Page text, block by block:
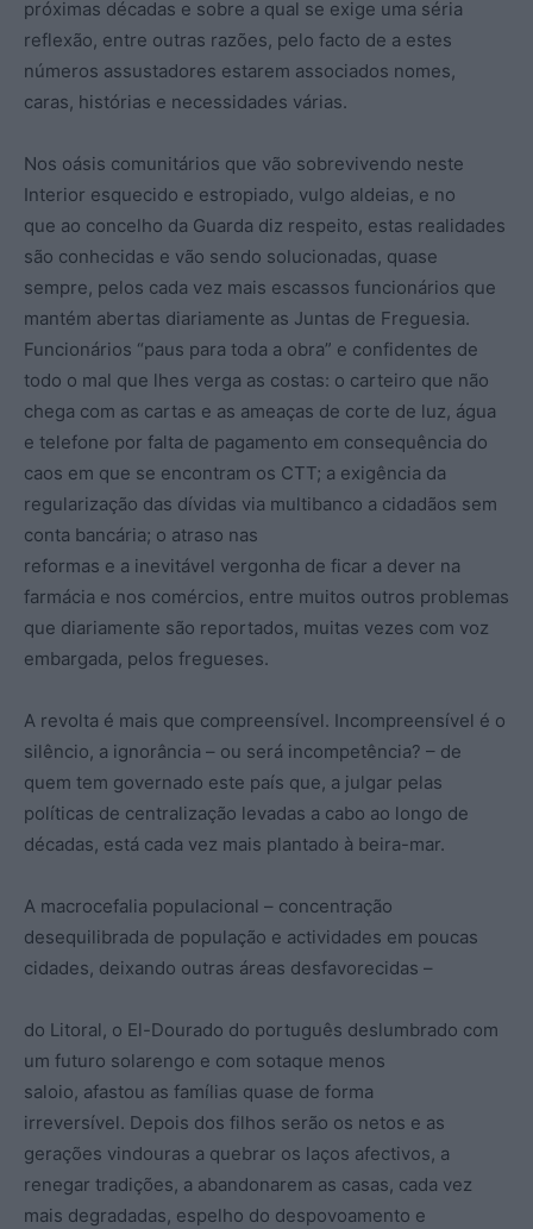
próximas décadas e sobre a qual se exige uma séria
reflexão, entre outras razões, pelo facto de a estes
números assustadores estarem associados nomes,
caras, histórias e necessidades várias.
Nos oásis comunitários que vão sobrevivendo neste
Interior esquecido e estropiado, vulgo aldeias, e no
que ao concelho da Guarda diz respeito, estas realidades
são conhecidas e vão sendo solucionadas, quase
sempre, pelos cada vez mais escassos funcionários que
mantém abertas diariamente as Juntas de Freguesia.
Funcionários “paus para toda a obra” e confidentes de
todo o mal que lhes verga as costas: o carteiro que não
chega com as cartas e as ameaças de corte de luz, água
e telefone por falta de pagamento em consequência do
caos em que se encontram os CTT; a exigência da
regularização das dívidas via multibanco a cidadãos sem
conta bancária; o atraso nas
reformas e a inevitável vergonha de ficar a dever na
farmácia e nos comércios, entre muitos outros problemas
que diariamente são reportados, muitas vezes com voz
embargada, pelos fregueses.
A revolta é mais que compreensível. Incompreensível é o
silêncio, a ignorância – ou será incompetência? – de
quem tem governado este país que, a julgar pelas
políticas de centralização levadas a cabo ao longo de
décadas, está cada vez mais plantado à beira-mar.
A macrocefalia populacional – concentração
desequilibrada de população e actividades em poucas
cidades, deixando outras áreas desfavorecidas –
do Litoral, o El-Dourado do português deslumbrado com
um futuro solarengo e com sotaque menos
saloio, afastou as famílias quase de forma
irreversível. Depois dos filhos serão os netos e as
gerações vindouras a quebrar os laços afectivos, a
renegar tradições, a abandonarem as casas, cada vez
mais degradadas, espelho do despovoamento e